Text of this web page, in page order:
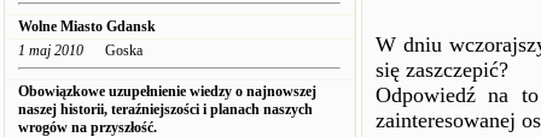
Wolne Miasto Gdansk
1 maj 2010 Goska
Obowiązkowe uzupełnienie wiedzy o najnowszej
naszej historii, teraźniejszości i planach naszych
wrogów na przyszłość.
W dniu
się zaszczepić?
Odpowiedź na
zainteresowanej